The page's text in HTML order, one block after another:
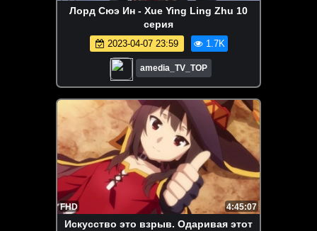
Лорд Сюэ Ин - Xue Ying Ling Zhu 10
серия
2023-04-07 23:59 1.7K
amedia_TV_TOP
FHD 4:45:07
Искусство это взрыв. Одаривая этот